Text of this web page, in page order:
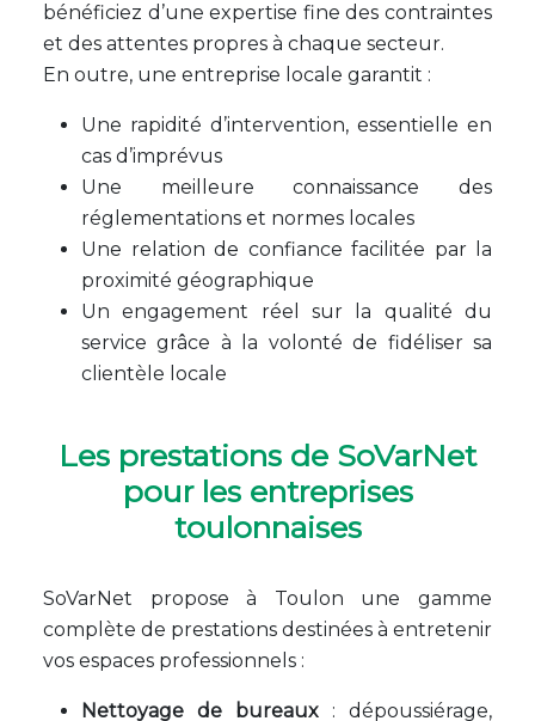
bénéficiez d’une expertise fine des contraintes
et des attentes propres à chaque secteur.
En outre, une entreprise locale garantit :
Une rapidité d’intervention, essentielle en
cas d’imprévus
Une meilleure connaissance des
réglementations et normes locales
Une relation de confiance facilitée par la
proximité géographique
Un engagement réel sur la qualité du
service grâce à la volonté de fidéliser sa
clientèle locale
Les prestations de SoVarNet
pour les entreprises
toulonnaises
SoVarNet propose à Toulon une gamme
complète de prestations destinées à entretenir
vos espaces professionnels :
Nettoyage de bureaux : dépoussiérage,